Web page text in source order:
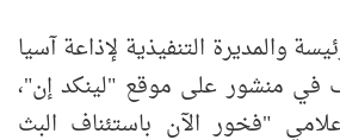
والمديرة التنفيذية لإذاعة آسيا
في منشور على موقع "لينكد إن"،
"فخور الآن باستئناف البث